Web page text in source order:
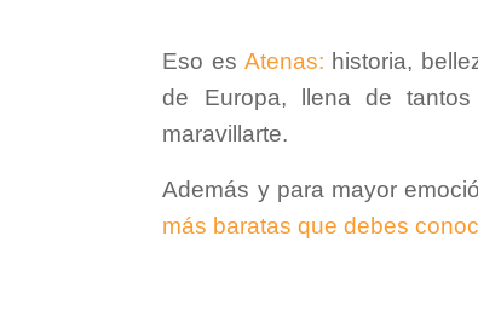
Eso es Atenas: historia,
de Europa, llena de
maravillarte.
Además y para mayor
más baratas que debes